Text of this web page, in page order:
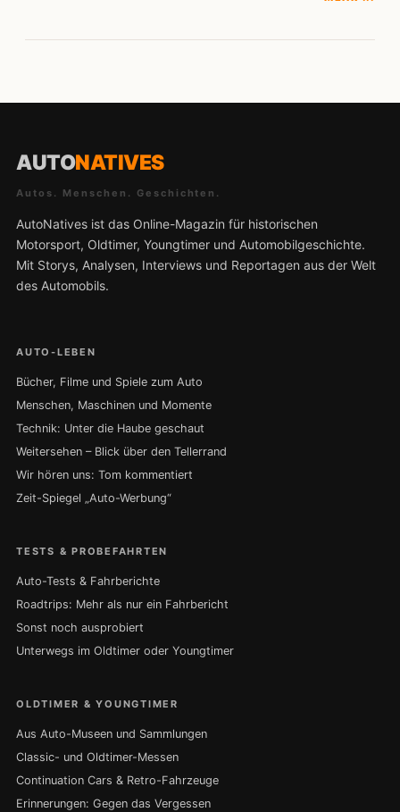
AUTONATIVES
Autos. Menschen. Geschichten.
AutoNatives ist das Online-Magazin für historischen
Motorsport, Oldtimer, Youngtimer und Automobilgeschichte.
Mit Storys, Analysen, Interviews und Reportagen aus der Welt
des Automobils.
AUTO-LEBEN
Bücher, Filme und Spiele zum Auto
Menschen, Maschinen und Momente
Technik: Unter die Haube geschaut
Weitersehen – Blick über den Tellerrand
Wir hören uns: Tom kommentiert
Zeit-Spiegel „Auto-Werbung“
TESTS & PROBEFAHRTEN
Auto-Tests & Fahrberichte
Roadtrips: Mehr als nur ein Fahrbericht
Sonst noch ausprobiert
Unterwegs im Oldtimer oder Youngtimer
OLDTIMER & YOUNGTIMER
Aus Auto-Museen und Sammlungen
Classic- und Oldtimer-Messen
Continuation Cars & Retro-Fahrzeuge
Erinnerungen: Gegen das Vergessen